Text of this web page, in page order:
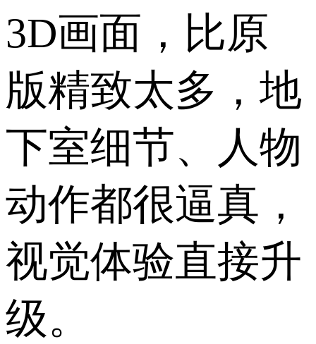
3D画面，比原
版精致太多，地
下室细节、人物
动作都很逼真，
视觉体验直接升
级。